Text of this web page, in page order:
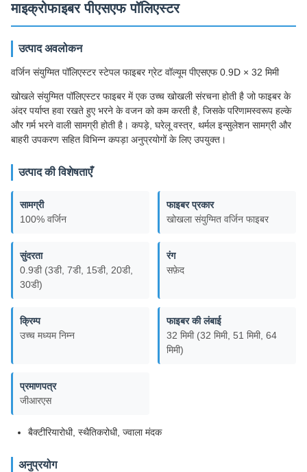
माइक्रोफाइबर पीएसएफ पॉलिएस्टर
उत्पाद अवलोकन
वर्जिन संयुग्मित पॉलिएस्टर स्टेपल फाइबर ग्रेट वॉल्यूम पीएसएफ 0.9D × 32 मिमी
खोखले संयुग्मित पॉलिएस्टर फाइबर में एक उच्च खोखली संरचना होती है जो फाइबर के
अंदर पर्याप्त हवा रखते हुए भरने के वजन को कम करती है, जिसके परिणामस्वरूप हल्के
और गर्म भरने वाली सामग्री होती है। कपड़े, घरेलू वस्त्र, थर्मल इन्सुलेशन सामग्री और
बाहरी उपकरण सहित विभिन्न कपड़ा अनुप्रयोगों के लिए उपयुक्त।
उत्पाद की विशेषताएँ
सामग्री
100% वर्जिन
फाइबर प्रकार
खोखला संयुग्मित वर्जिन फाइबर
सुंदरता
0.9डी (3डी, 7डी, 15डी, 20डी,
30डी)
रंग
सफ़ेद
क्रिम्प
उच्च मध्यम निम्न
फाइबर की लंबाई
32 मिमी (32 मिमी, 51 मिमी, 64
मिमी)
प्रमाणपत्र
जीआरएस
बैक्टीरियारोधी, स्थैतिकरोधी, ज्वाला मंदक
अनुप्रयोग